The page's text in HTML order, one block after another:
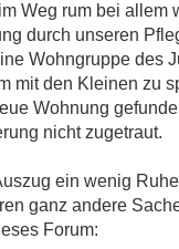
Weg rum bei
durch unseren
Wohngruppe des
mit den Kleinen zu
Wohnung
nicht zugetraut.
ein wenig
ganz andere
Forum: